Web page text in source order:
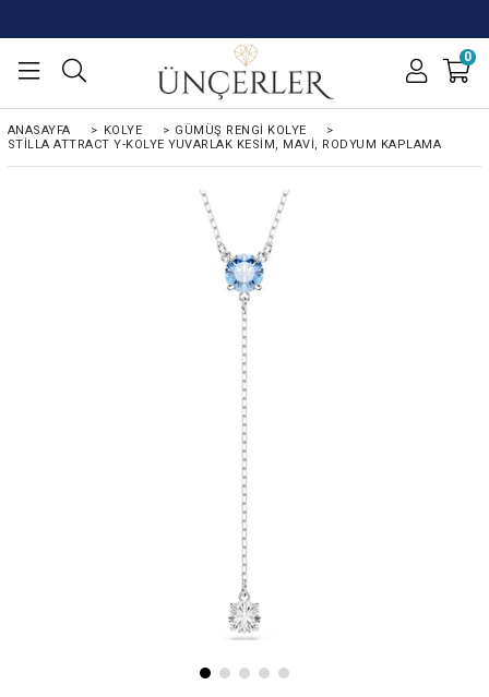
0
ANASAYFA > KOLYE > GÜMÜŞ RENGI KOLYE
>
STILLA ATTRACT Y-KOLYE YUVARLAK KESIM, MAVI, RODYUM KAPLAMA